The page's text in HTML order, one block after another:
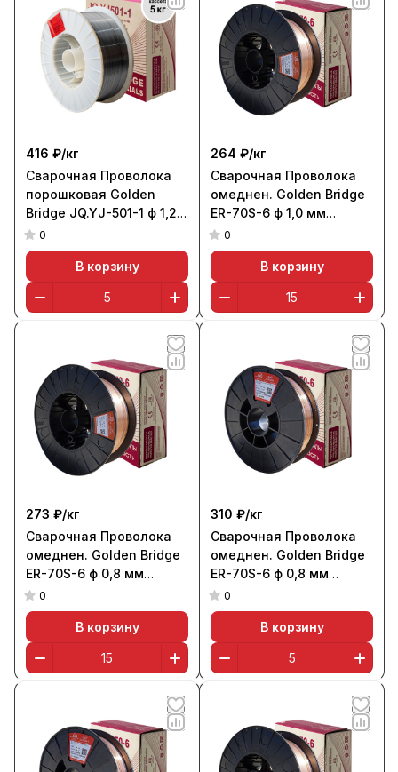
416 ₽/кг
Сварочная Проволока
порошковая Golden
Bridge JQ.YJ-501-1 ф 1,2
мм (E71T-1С, кассета 5
кг)
0
В корзину
264 ₽/кг
Сварочная Проволока
омеднен. Golden Bridge
ER-70S-6 ф 1,0 мм
(кассета 15 кг, аналог
СВ-08ГС)
0
В корзину
273 ₽/кг
Сварочная Проволока
омеднен. Golden Bridge
ER-70S-6 ф 0,8 мм
(кассета 15 кг, аналог
СВ-08ГС)
0
В корзину
310 ₽/кг
Сварочная Проволока
омеднен. Golden Bridge
ER-70S-6 ф 0,8 мм
(кассета 5 кг, аналог
СВ-08ГС)
0
В корзину